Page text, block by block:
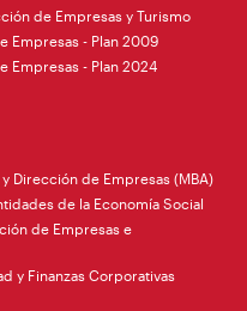
de Empresas y Turismo
Empresas - Plan 2009
Empresas - Plan 2024
Dirección de Empresas (MBA)
de la Economía Social
de Empresas e
y Finanzas Corporativas